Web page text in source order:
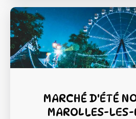
MARCHÉ D'ÉTÉ
MAROLLES-